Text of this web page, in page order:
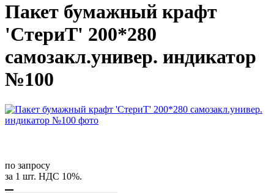
Пакет бумажный крафт
'СтериТ' 200*280
самозакл.универ. индикатор
№100
по запросу
за 1 шт. НДС 10%.